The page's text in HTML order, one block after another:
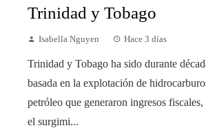
Trinidad y Tobago
Isabella Nguyen Hace 3 días
Trinidad y Tobago ha sido durante
basada en la explotación de
petróleo que generaron ingresos
el surgimi...